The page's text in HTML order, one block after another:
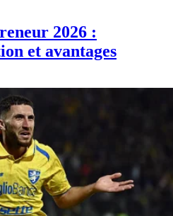
2026 :
et avantages